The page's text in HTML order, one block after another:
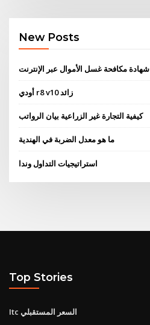
New Posts
شهادة مكافحة غسل الأموال عبر الإنترنت
أودي r8 v10 زائد
كيفية التجارة غير الزراعية بيان الرواتب
ما هو معدل الضربة في الهندية
استراتيجيات التداول وندا
Top Stories
Itc السعر المستقبلي